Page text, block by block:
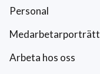
Personal
Medarbetarporträtt
Arbeta hos oss